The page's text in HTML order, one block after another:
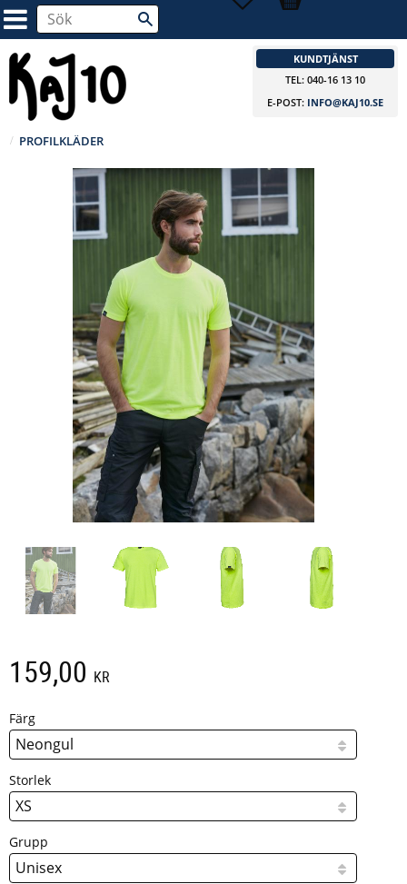
KUNDTJÄNST
TEL: 040-16 13 10
E-POST: INFO@KAJ10.SE
PROFILKLÄDER
159,00 KR
Färg
Storlek
Grupp